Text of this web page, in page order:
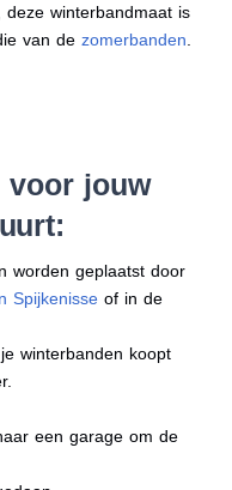
winterbandmaat is
van dezomerbanden
voor jouw
worden geplaatst door
Spijkenisse of in de
winterbanden koopt
een garage om de